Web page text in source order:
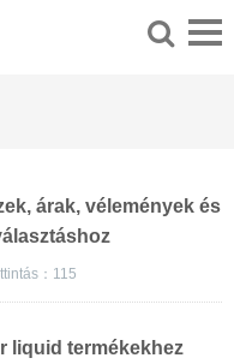
árak, vélemények és
： 115
liquid termékekhez